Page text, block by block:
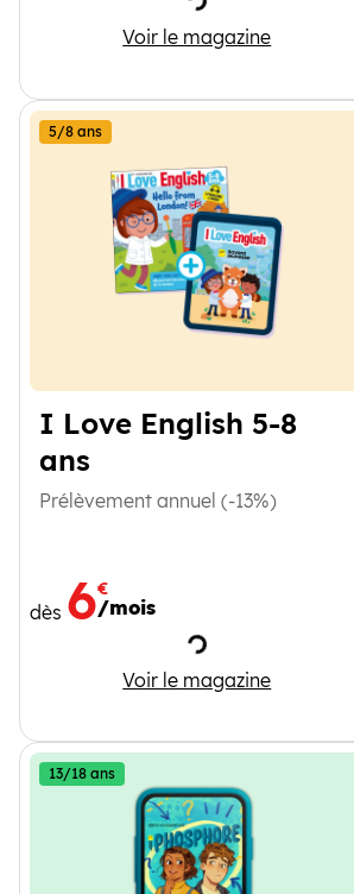
Voir le magazine
Maternelle
I Love English 5-8
ans
5/8 ans
Prélèvement annuel (-13%)
dès 6€
/mois
Chargement
Voir le magazineI Love English 5-8
13/18 ans